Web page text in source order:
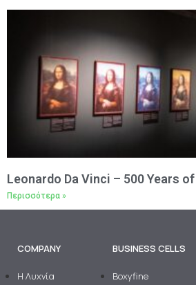
Leonardo Da Vinci – 500 Years
Περισσότερα »
COMPANY
H Λυχνία
BUSINESS CELLS
Boxyfine